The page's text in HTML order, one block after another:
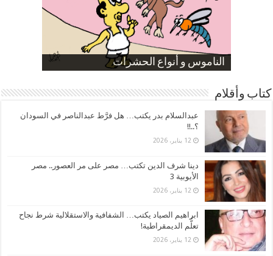
الناموس و أنواع الحشرات
الموظفين بعد ارتفاع الأسعار
ارتفاع نسبة الطلاق في مصر
صورة كاركاتيرية
صورة كاركاتيرية
كتاب وأقلام
عبدالسلام بدر يكتب… هل فرَّط عبدالناصر في السودان
؟..!!
12 يناير، 2026
دينا شرف الدين تكتب… مصر على مر العصور.. مصر
الأيوبية 3
12 يناير، 2026
ابراهيم الصياد يكتب… الشفافية والاستقلالية شرط نجاح
تعلُّم الديمقراطية!
12 يناير، 2026